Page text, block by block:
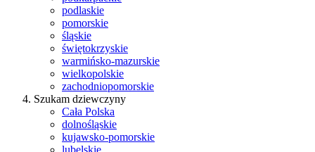
podlaskie
pomorskie
śląskie
świętokrzyskie
warmińsko-mazurskie
wielkopolskie
zachodniopomorskie
Szukam dziewczyny
Cała Polska
dolnośląskie
kujawsko-pomorskie
lubelskie